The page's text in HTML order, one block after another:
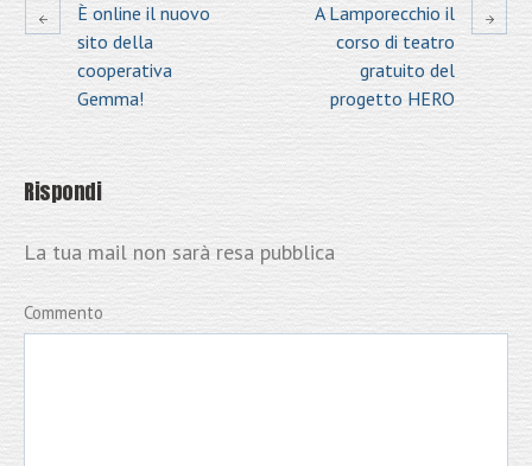
È online il nuovo
sito della
cooperativa
Gemma!
A Lamporecchio il
corso di teatro
gratuito del
progetto HERO
Rispondi
La tua mail non sarà resa pubblica
Commento